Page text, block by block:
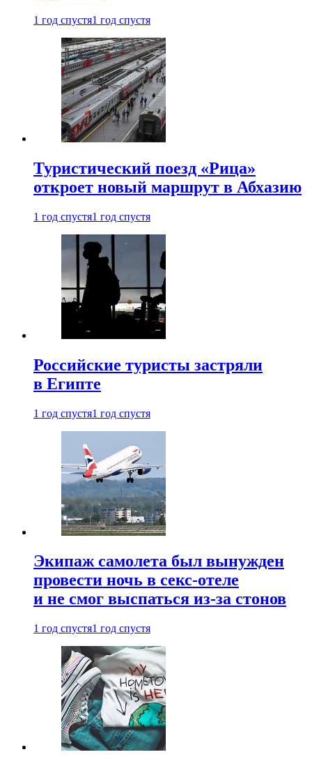
1 год спустя1 год спустя
Туристический поезд «Рица»
откроет новый маршрут в Абхазию
1 год спустя1 год спустя
Российские туристы застряли
в Египте
1 год спустя1 год спустя
Экипаж самолета был вынужден
провести ночь в секс-отеле
и не смог выспаться из-за стонов
1 год спустя1 год спустя